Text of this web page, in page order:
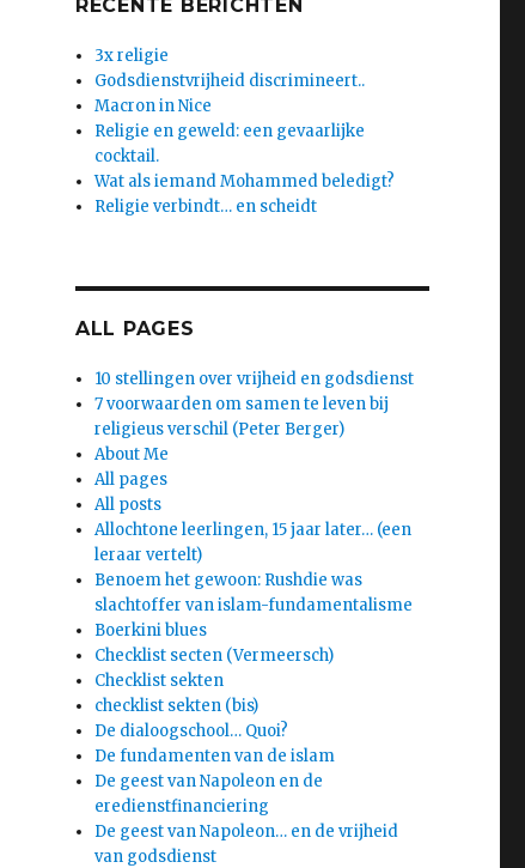
RECENTE BERICHTEN
3x religie
Godsdienstvrijheid discrimineert..
Macron in Nice
Religie en geweld: een gevaarlijke
cocktail.
Wat als iemand Mohammed beledigt?
Religie verbindt… en scheidt
ALL PAGES
10 stellingen over vrijheid en godsdienst
7 voorwaarden om samen te leven bij
religieus verschil (Peter Berger)
About Me
All pages
All posts
Allochtone leerlingen, 15 jaar later… (een
leraar vertelt)
Benoem het gewoon: Rushdie was
slachtoffer van islam-fundamentalisme
Boerkini blues
Checklist secten (Vermeersch)
Checklist sekten
checklist sekten (bis)
De dialoogschool… Quoi?
De fundamenten van de islam
De geest van Napoleon en de
eredienstfinanciering
De geest van Napoleon… en de vrijheid
van godsdienst